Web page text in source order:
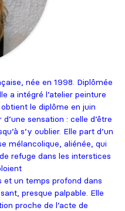
née en 1998. Diplômée
a intégré l’atelier peinture
le diplôme en juin
sensation : celle d’être
s’y oublier. Elle part d’un
mélancolique, aliénée, qui
refuge dans les interstices
et un temps profond dans
presque palpable. Elle
proche de l’acte de